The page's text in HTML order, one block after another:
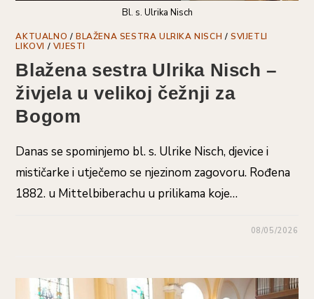
Bl. s. Ulrika Nisch
AKTUALNO /BLAŽENA SESTRA ULRIKA NISCH /SVIJETLI
LIKOVI / VIJESTI
Blažena sestra Ulrika Nisch –
živjela u velikoj čežnji za
Bogom
Danas se spominjemo bl. s. Ulrike Nisch, djevice i
mističarke i utječemo se njezinom zagovoru. Rođena
1882. u Mittelbiberachu u prilikama koje…
08/05/2026